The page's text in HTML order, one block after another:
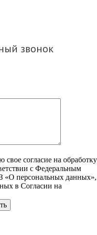
звонок
согласие на обработку
с Федеральным
«О персональных данных»,
в Согласии на